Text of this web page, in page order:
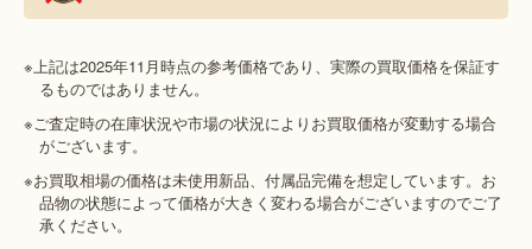
※上記は2025年11月時点の参考価格であり、実際の買取価格を保証す
るものではありません。
※ご査定時の在庫状況や市場の状況によりお買取価格が変動する場合
がございます。
※お買取相場の価格は未使用新品、付属品完備を想定しています。お
品物の状態によって価格が大きく変わる場合がございますのでご了
承ください。